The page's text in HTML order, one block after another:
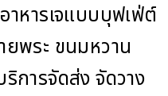
อาหารเจแบบบุฟเฟ่ต์
ยพระ ขนมหวาน
การจัดส่ง จัดวาง